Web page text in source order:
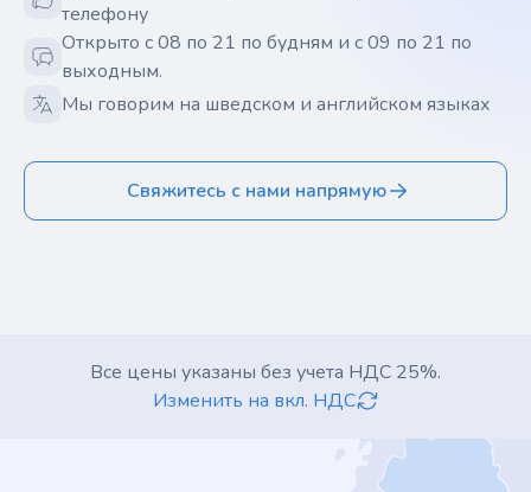
телефону
Открыто с 08 по 21 по будням и с 09 по 21 по
выходным.
Мы говорим на шведском и английском языках
Свяжитесь с нами напрямую
Все цены указаны без учета НДС 25%.
Изменить на вкл. НДС